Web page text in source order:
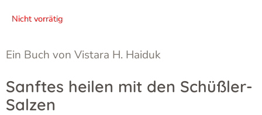
Nicht vorrätig
Ein Buch von Vistara H. Haiduk
Sanftes heilen mit den Schüßler-
Salzen